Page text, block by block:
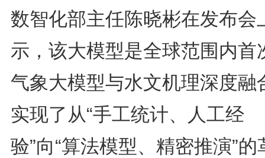
数智化部主任陈晓彬在发布会
示，该大模型是全球范围内首
气象大模型与水文机理深度融
实现了从“手工统计、人工经
验”向“算法模型、精密推演”的